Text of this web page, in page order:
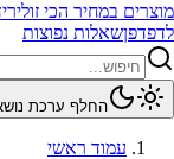
מוצרים במחיר הכי זול
לדפדפןשאלות נפוצות
החלף ערכת
עמוד ראשי